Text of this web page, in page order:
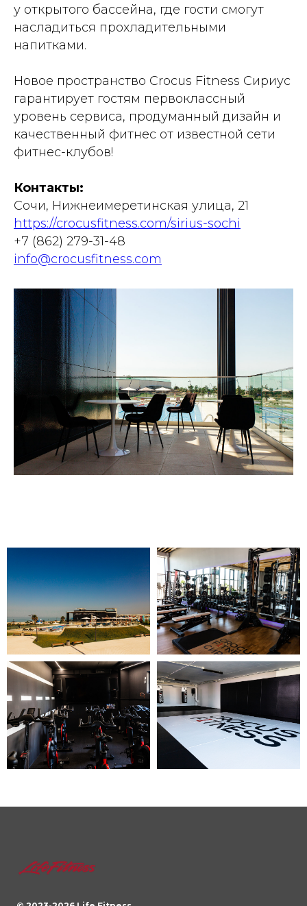
у открытого бассейна, где гости смогут
насладиться прохладительными
напитками.
Новое пространство Crocus Fitness Сириус
гарантирует гостям первоклассный
уровень сервиса, продуманный дизайн и
качественный фитнес от известной сети
фитнес-клубов!
Контакты:
Сочи, Нижнеимеретинская улица, 21
https://crocusfitness.com/sirius-sochi
+7 (862) 279-31-48
info@crocusfitness.com